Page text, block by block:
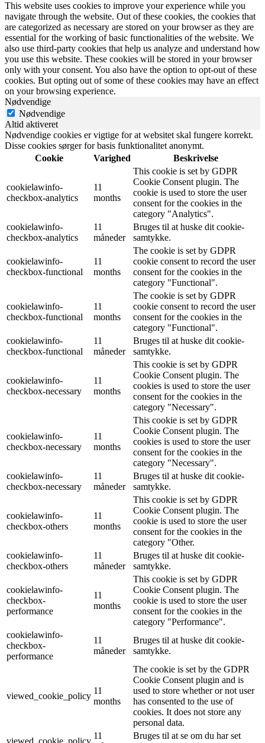
This website uses cookies to improve your experience while you
navigate through the website. Out of these cookies, the cookies that
are categorized as necessary are stored on your browser as they are
essential for the working of basic functionalities of the website. We
also use third-party cookies that help us analyze and understand how
you use this website. These cookies will be stored in your browser
only with your consent. You also have the option to opt-out of these
cookies. But opting out of some of these cookies may have an effect
on your browsing experience.
Nødvendige
Nødvendige
Altid aktiveret
Nødvendige cookies er vigtige for at websitet skal fungere korrekt.
Disse cookies sørger for basis funktionalitet anonymt.
Cookie
Varighed Beskrivelse
cookielawinfo-
checkbox-analytics
11
months
This cookie is set by GDPR
Cookie Consent plugin. The
cookie is used to store the user
consent for the cookies in the
category "Analytics".
cookielawinfo-
checkbox-analytics
11
måneder
Bruges til at huske dit cookie-
samtykke.
cookielawinfo-
checkbox-functional
11
months
The cookie is set by GDPR
cookie consent to record the user
consent for the cookies in the
category "Functional".
cookielawinfo-
checkbox-functional
11
months
The cookie is set by GDPR
cookie consent to record the user
consent for the cookies in the
category "Functional".
cookielawinfo-
checkbox-functional
11
måneder
Bruges til at huske dit cookie-
samtykke.
cookielawinfo-
checkbox-necessary
11
months
This cookie is set by GDPR
Cookie Consent plugin. The
cookies is used to store the user
consent for the cookies in the
category "Necessary".
cookielawinfo-
checkbox-necessary
11
months
This cookie is set by GDPR
Cookie Consent plugin. The
cookies is used to store the user
consent for the cookies in the
category "Necessary".
cookielawinfo-
checkbox-necessary
11
måneder
Bruges til at huske dit cookie-
samtykke.
cookielawinfo-
checkbox-others
11
months
This cookie is set by GDPR
Cookie Consent plugin. The
cookie is used to store the user
consent for the cookies in the
category "Other.
cookielawinfo-
checkbox-others
11
måneder
Bruges til at huske dit cookie-
samtykke.
cookielawinfo-
checkbox-
performance
11
months
This cookie is set by GDPR
Cookie Consent plugin. The
cookie is used to store the user
consent for the cookies in the
category "Performance".
cookielawinfo-
checkbox-
performance
11
måneder
Bruges til at huske dit cookie-
samtykke.
viewed_cookie_policy
11
months
The cookie is set by the GDPR
Cookie Consent plugin and is
used to store whether or not user
has consented to the use of
cookies. It does not store any
personal data.
11
Bruges til at se om du har set